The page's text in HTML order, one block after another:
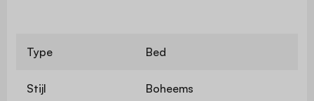
Type Bed
Stijl Boheems